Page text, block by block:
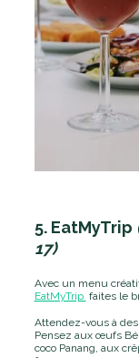
5. EatMyTrip
17)
Avec un menu
EatMyTrip faites le
Attendez-vous à des
Pensez aux œufs
coco Panang, aux